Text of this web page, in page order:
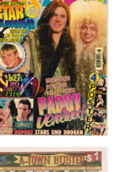
BRAVO – Nr. 8, 13. Febr.
1997